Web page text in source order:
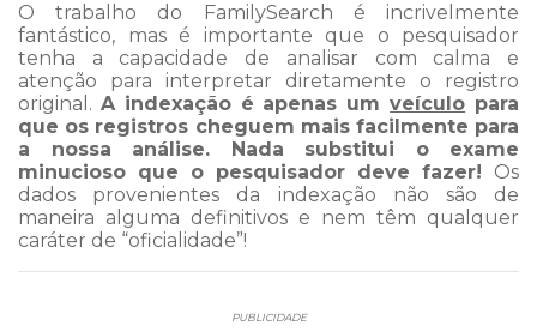
O trabalho do FamilySearch é incrivelmente
fantástico, mas é importante que o pesquisador
tenha a capacidade de analisar com calma e
atenção para interpretar diretamente o registro
original. A indexação é apenas umveículo para
que os registros cheguem mais facilmente para
a nossa análise. Nada substitui o exame
minucioso que o pesquisador deve fazer! Os
dados provenientes da indexação não são de
maneira alguma definitivos e nem têm qualquer
caráter de “oficialidade”!
PUBLICIDADE